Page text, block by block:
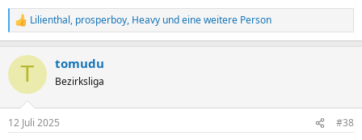
R
e
k
i
e
Lilienthal, prosperboy, Heavy und eine weitere Person
T tomudu
Bezirksliga
12 Juli 2025 #38